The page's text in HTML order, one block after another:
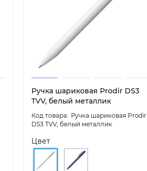
Ручка шариковая Prodir DS3
TVV, белый металлик
Ручка шариковая Prodir
DS3 TVV, белый металлик
Цвет